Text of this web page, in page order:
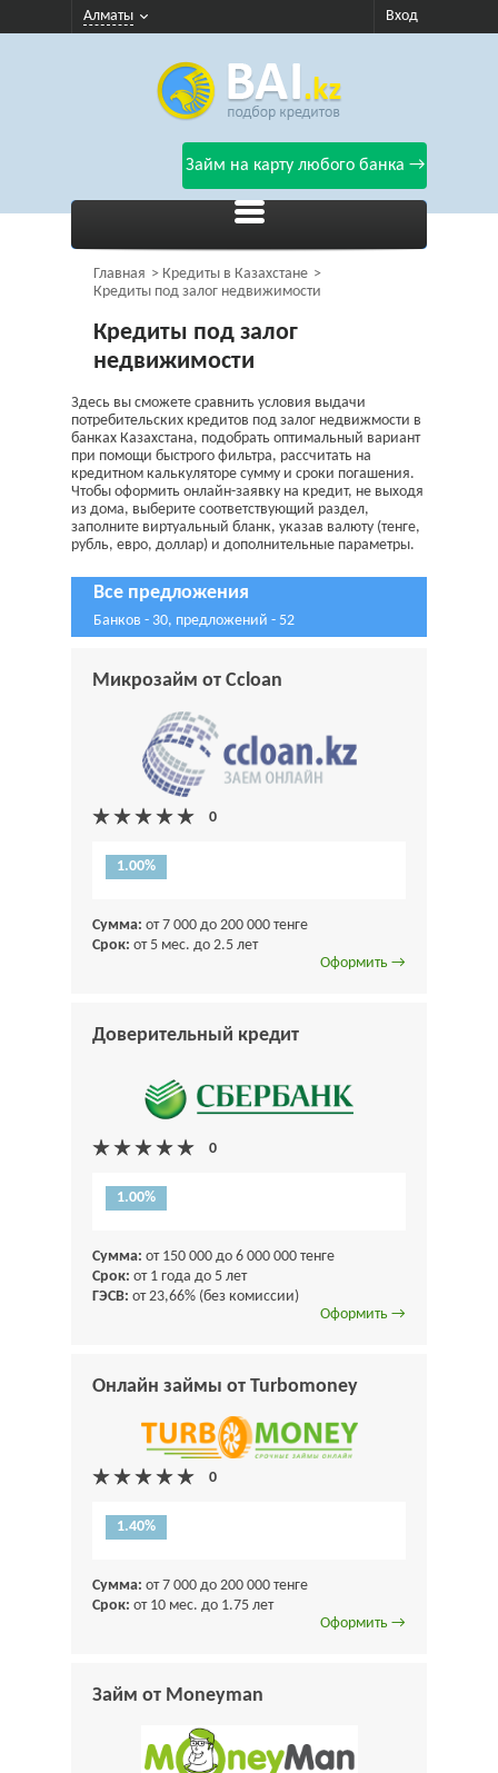
Алматы Вход
Займ на карту любого банка →
Главная
Кредиты в Казахстане
Кредиты под залог недвижимости
Кредиты под залог
недвижимости
Здесь вы сможете сравнить условия выдачи
потребительских кредитов под залог недвижмости в
банках Казахстана, подобрать оптимальный вариант
при помощи быстрого фильтра, рассчитать на
кредитном калькуляторе сумму и сроки погашения.
Чтобы оформить онлайн-заявку на кредит, не выходя
из дома, выберите соответствующий раздел,
заполните виртуальный бланк, указав валюту (тенге,
рубль, евро, доллар) и дополнительные параметры.
Все предложения
Банков - 30, предложений - 52
Микрозайм от Ccloan
1.00%
Сумма: от 7 000 до 200 000 тенге
Срок: от 5 мес. до 2.5 лет
Оформить →
Доверительный кредит
1.00%
Сумма: от 150 000 до 6 000 000 тенге
Срок: от 1 года до 5 лет
ГЭСВ: от 23,66% (без комиссии)
Оформить →
Онлайн займы от Turbomoney
1.40%
Сумма: от 7 000 до 200 000 тенге
Срок: от 10 мес. до 1.75 лет
Оформить →
Займ от Moneyman